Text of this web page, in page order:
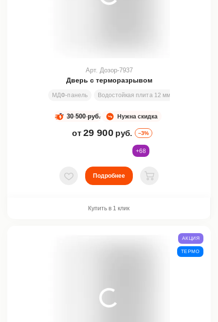
Дверь с терморазрывом
МДФ-панель Водостойкая плита 12 мм +
Арт. Дозор-7937
Нужна скидка
30 500 руб.
от 29 900 руб. –3%
+68
В избранное
Подробнее
В корзину
Купить в 1 клик
АКЦИЯ
ТЕРМО